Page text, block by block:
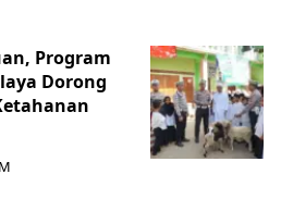
Program
Dorong